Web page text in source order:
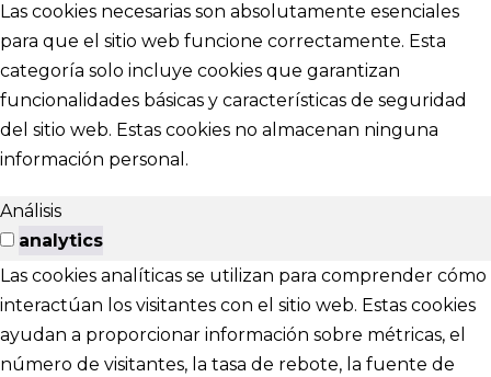
Las cookies necesarias son absolutamente esenciales
para que el sitio web funcione correctamente. Esta
categoría solo incluye cookies que garantizan
funcionalidades básicas y características de seguridad
del sitio web. Estas cookies no almacenan ninguna
información personal.
Análisis
analytics
Las cookies analíticas se utilizan para comprender cómo
interactúan los visitantes con el sitio web. Estas cookies
ayudan a proporcionar información sobre métricas, el
número de visitantes, la tasa de rebote, la fuente de